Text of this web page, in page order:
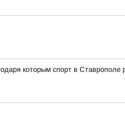
которым спорт в Ставрополе